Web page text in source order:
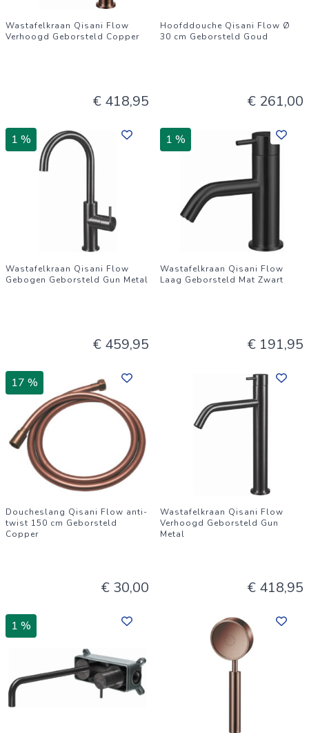
Wastafelkraan Qisani Flow
Verhoogd Geborsteld Copper
€ 418,95
Hoofddouche Qisani Flow Ø
30 cm Geborsteld Goud
€ 261,00
1 %
Wastafelkraan Qisani Flow
Gebogen Geborsteld Gun Metal
€ 459,95
1 %
Wastafelkraan Qisani Flow
Laag Geborsteld Mat Zwart
€ 191,95
17 %
Doucheslang Qisani Flow anti-
twist 150 cm Geborsteld
Copper
€ 30,00
Wastafelkraan Qisani Flow
Verhoogd Geborsteld Gun
Metal
€ 418,95
1 %